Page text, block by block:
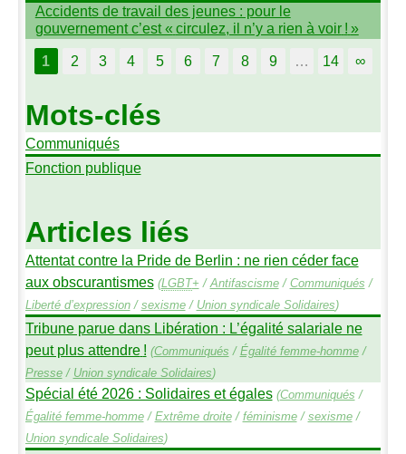
Accidents de travail des jeunes : pour le
gouvernement c’est « circulez, il n’y a rien à voir ! »
1 2 3 4 5 6 7 8 9 … 14 ∞
Mots-clés
Communiqués
Fonction publique
Articles liés
Attentat contre la Pride de Berlin : ne rien céder face
aux obscurantismes (LGBT+ / Antifascisme/ Communiqués /
Liberté d’expression/ sexisme/ Union syndicale Solidaires)
Tribune parue dans Libération : L’égalité salariale ne
peut plus attendre ! (Communiqués / Égalité femme-homme/
Presse/ Union syndicale Solidaires)
Spécial été 2026 : Solidaires et égales (Communiqués /
Égalité femme-homme/ Extrême droite/ féminisme/ sexisme/
Union syndicale Solidaires)